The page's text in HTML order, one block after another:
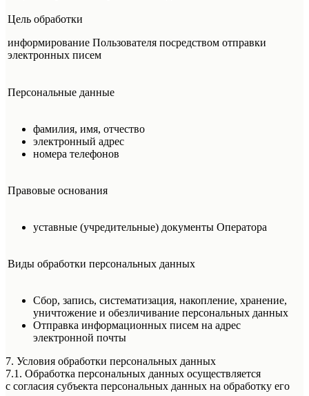
Цель обработки
информирование Пользователя посредством отправки
электронных писем
Персональные данные
фамилия, имя, отчество
электронный адрес
номера телефонов
Правовые основания
уставные (учредительные) документы Оператора
Виды обработки персональных данных
Сбор, запись, систематизация, накопление, хранение,
уничтожение и обезличивание персональных данных
Отправка информационных писем на адрес
электронной почты
7. Условия обработки персональных данных
7.1. Обработка персональных данных осуществляется
с согласия субъекта персональных данных на обработку его